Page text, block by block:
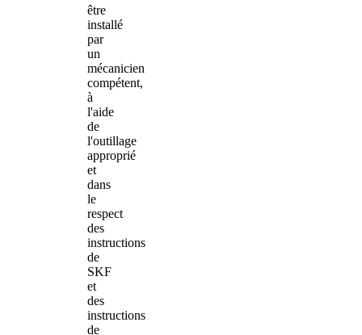
être
installé
par
un
mécanicien
compétent,
à
l'aide
de
l'outillage
approprié
et
dans
le
respect
des
instructions
de
SKF
et
des
instructions
de